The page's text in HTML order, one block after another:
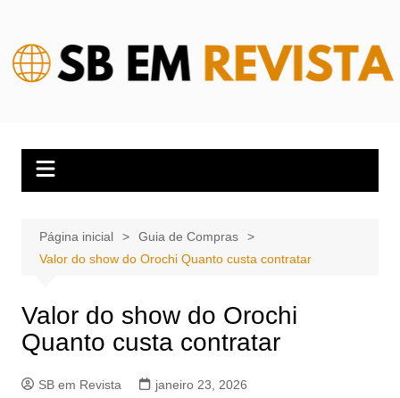
conteúdo
Página inicial
Guia de Compras
Valor do show do Orochi Quanto custa contratar
Valor do show do Orochi
Quanto custa contratar
SB em Revista
janeiro 23, 2026